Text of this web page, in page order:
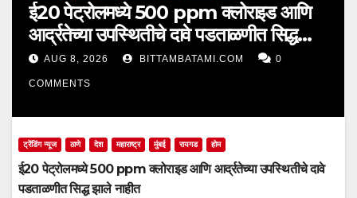
ई20 पेट्रोलमध्ये 500 ppm क्लोराइड आणि
आर्द्रतेच्या उपस्थितीचे दावे पडताळणीत सिद्ध
झाले नाहीत
AUG 8, 2026 BITTAMBATAMI.COM 0
COMMENTS
ट्रेंडिंग न्यूज ठाणे देश महाराष्ट्र मुंबई रायगड होम
ई20 पेट्रोलमध्ये 500 ppm क्लोराइड आणि आर्द्रतेच्या उपस्थितीचे दावे
पडताळणीत सिद्ध झाले नाहीत